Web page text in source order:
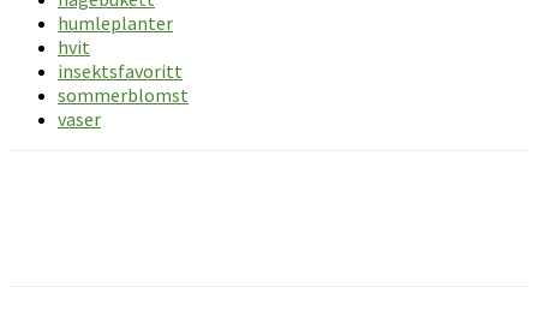
humleplanter
hvit
insektsfavoritt
sommerblomst
vaser